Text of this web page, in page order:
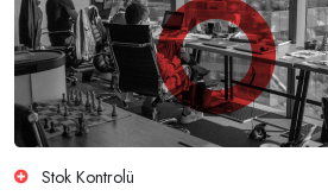
Stok Kontrolü